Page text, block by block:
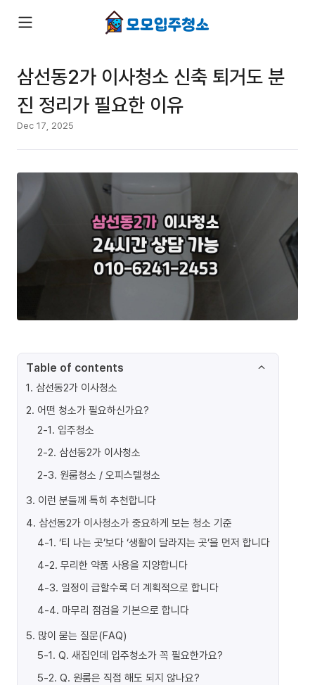
삼선동2가 이사청소 신축 퇴거도 분
진 정리가 필요한 이유
Dec 17, 2025
Table of contents
1. 삼선동2가 이사청소
2. 어떤 청소가 필요하신가요?
2-1. 입주청소
2-2. 삼선동2가 이사청소
2-3. 원룸청소 / 오피스텔청소
3. 이런 분들께 특히 추천합니다
4. 삼선동2가 이사청소가 중요하게 보는 청소 기준
4-1. ‘티 나는 곳’보다 ‘생활이 달라지는 곳’을 먼저 합니다
4-2. 무리한 약품 사용을 지양합니다
4-3. 일정이 급할수록 더 계획적으로 합니다
4-4. 마무리 점검을 기본으로 합니다
5. 많이 묻는 질문(FAQ)
5-1. Q. 새집인데 입주청소가 꼭 필요한가요?
5-2. Q. 원룸은 직접 해도 되지 않나요?